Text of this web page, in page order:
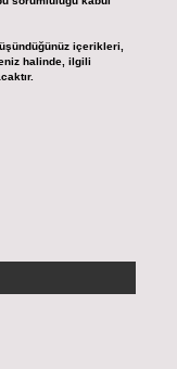
içerikleri,
halinde, ilgili